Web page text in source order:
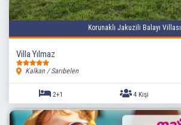
Korunaklı Jakuzili Balayı Villası
Villa Yılmaz
Kalkan / Sarıbelen